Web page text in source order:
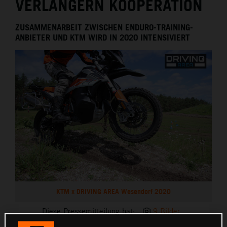
VERLÄNGERN KOOPERATION
ZUSAMMENARBEIT ZWISCHEN ENDURO-TRAINING-
ANBIETER UND KTM WIRD IN 2020 INTENSIVIERT
KTM x DRIVING AREA Wesendorf 2020
Diese Pressemitteilung hat: 9 Bilder